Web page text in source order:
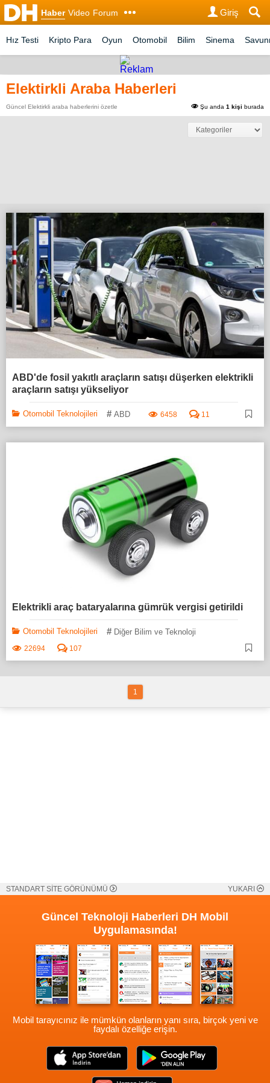
Haber Video Forum Giriş
Hız Testi Kripto Para Oyun Otomobil Bilim Sinema
Elektirkli Araba Haberleri
Güncel Elektirkli araba haberlerini özetle Şu anda 1 kişi burada
ABD'de fosil yakıtlı araçların satışı düşerken elektrikli
araçların satışı yükseliyor
Otomobil Teknolojileri # ABD 6458 11
Elektrikli araç bataryalarına gümrük vergisi getirildi
Otomobil Teknolojileri # Diğer Bilim ve Teknoloji
22694 107
1
STANDART SİTE GÖRÜNÜMÜ YUKARI
Güncel Teknoloji Haberleri DH Mobil
Uygulamasında!
Mobil tarayıcınız ile mümkün olanların yanı sıra, birçok yeni ve
faydalı özelliğe erişin.